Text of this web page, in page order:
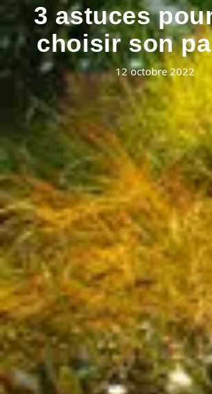
3 astuces
choisir son
12 octobre 2022